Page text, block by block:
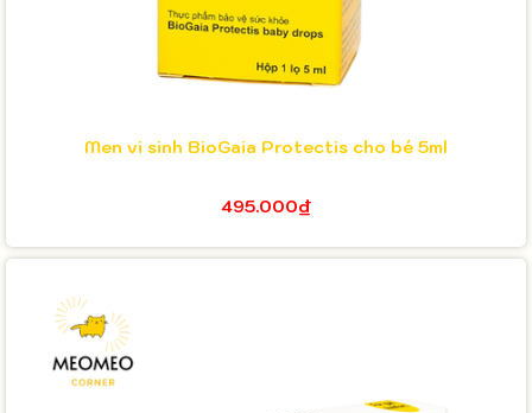
Men vi sinh BioGaia Protectis cho bé 5ml
495.000₫